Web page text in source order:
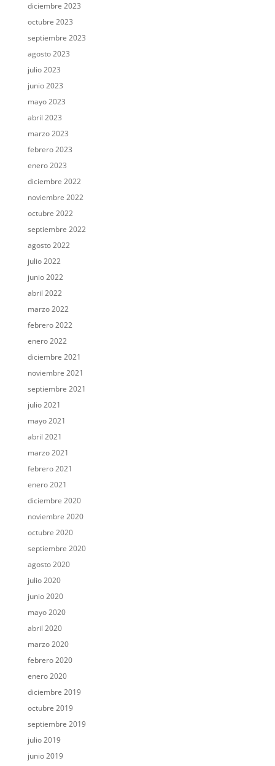
diciembre 2023
octubre 2023
septiembre 2023
agosto 2023
julio 2023
junio 2023
mayo 2023
abril 2023
marzo 2023
febrero 2023
enero 2023
diciembre 2022
noviembre 2022
octubre 2022
septiembre 2022
agosto 2022
julio 2022
junio 2022
abril 2022
marzo 2022
febrero 2022
enero 2022
diciembre 2021
noviembre 2021
septiembre 2021
julio 2021
mayo 2021
abril 2021
marzo 2021
febrero 2021
enero 2021
diciembre 2020
noviembre 2020
octubre 2020
septiembre 2020
agosto 2020
julio 2020
junio 2020
mayo 2020
abril 2020
marzo 2020
febrero 2020
enero 2020
diciembre 2019
octubre 2019
septiembre 2019
julio 2019
junio 2019